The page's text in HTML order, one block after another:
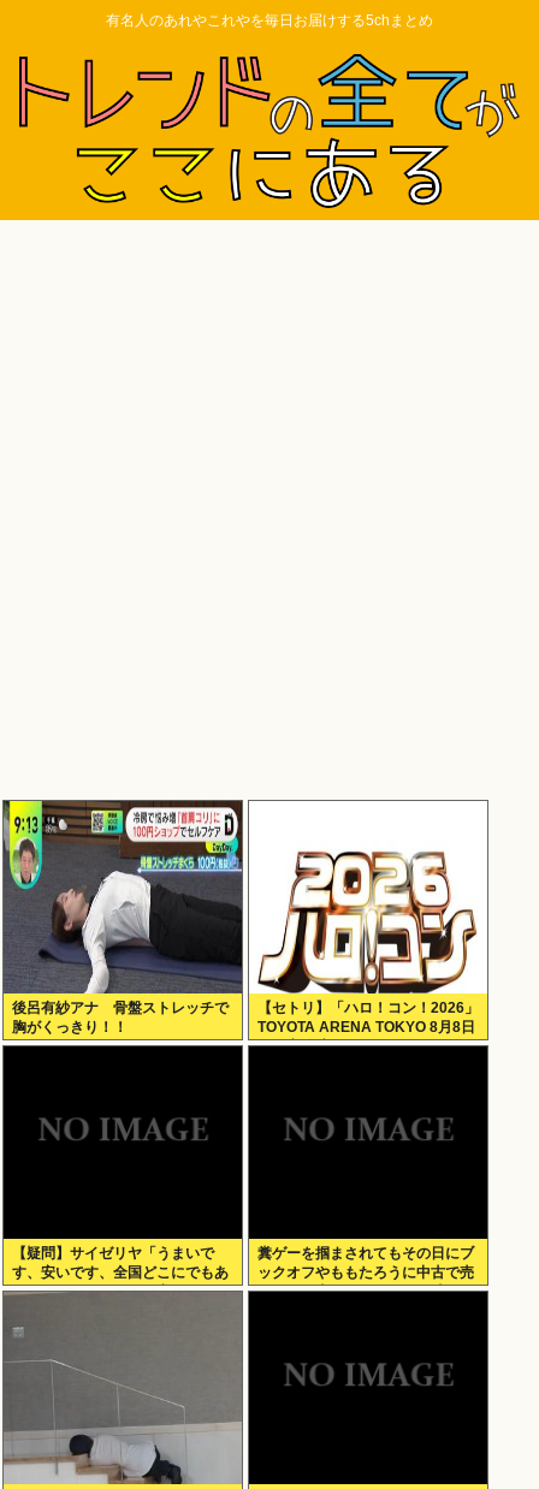
有名人のあれやこれやを毎日お届けする5chまとめ
後呂有紗アナ 骨盤ストレッチで
胸がくっきり！！
【セトリ】「ハロ！コン！2026」
TOYOTA ARENA TOKYO 8月8日
昼・夜公演セットリス
【疑問】サイゼリヤ「うまいで
す、安いです、全国どこにでもあ
ります」←こいつの弱点
糞ゲーを掴まされてもその日にブ
ックオフやももたろうに中古で売
りつける事ができなくなる時代に